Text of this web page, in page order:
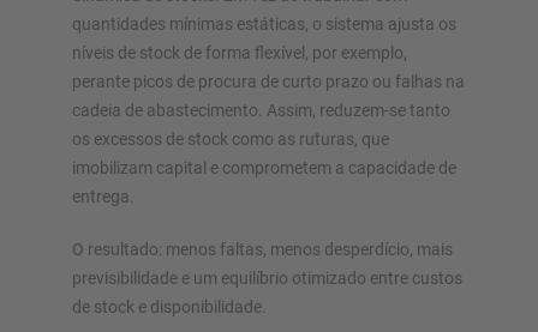
quantidades mínimas estáticas, o sistema ajusta os
níveis de stock de forma flexível, por exemplo,
perante picos de procura de curto prazo ou falhas na
cadeia de abastecimento. Assim, reduzem-se tanto
os excessos de stock como as ruturas, que
imobilizam capital e comprometem a capacidade de
entrega.
O resultado: menos faltas, menos desperdício, mais
previsibilidade e um equilíbrio otimizado entre custos
de stock e disponibilidade.